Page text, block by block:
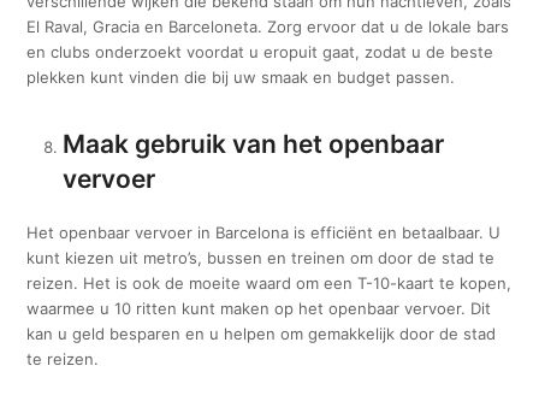
El Raval, Gracia en Barceloneta. Zorg ervoor dat u de lokale bars
en clubs onderzoekt voordat u eropuit gaat, zodat u de beste
plekken kunt vinden die bij uw smaak en budget passen.
Maak gebruik van het openbaar
vervoer
Het openbaar vervoer in Barcelona is efficiënt en betaalbaar. U
kunt kiezen uit metro’s, bussen en treinen om door de stad te
reizen. Het is ook de moeite waard om een ​​T-10-kaart te kopen,
waarmee u 10 ritten kunt maken op het openbaar vervoer. Dit
kan u geld besparen en u helpen om gemakkelijk door de stad
te reizen.